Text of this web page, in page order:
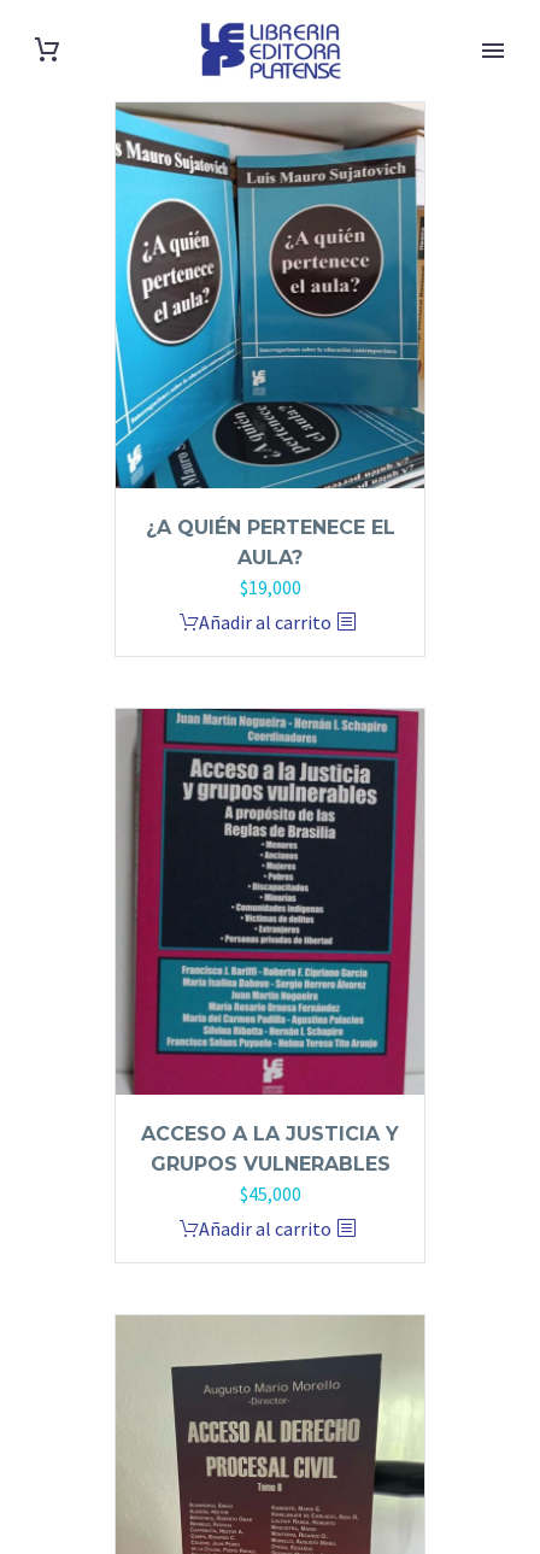
¿A QUIÉN PERTENECE EL
AULA?
$19,000
Añadir al carrito
ACCESO A LA JUSTICIA Y
GRUPOS VULNERABLES
$45,000
Añadir al carrito